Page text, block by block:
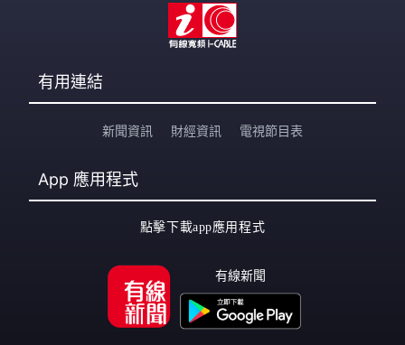
有用連結
新聞資訊 財經資訊 電視節目表
App 應用程式
點擊下載app應用程式
有線新聞